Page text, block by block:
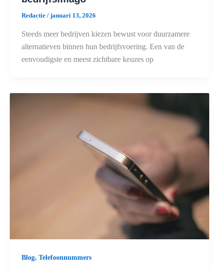
Redactie / januari 13, 2026
Steeds meer bedrijven kiezen bewust voor duurzamere
alternatieven binnen hun bedrijfsvoering. Een van de
eenvoudigste en meest zichtbare keuzes op
Blog, Telefoonnummers